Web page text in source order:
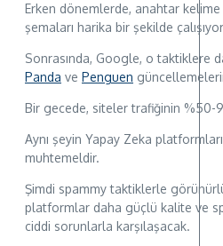
Erken dönemlerde, anahtar
şemaları harika bir şekilde
Sonrasında, Google, o taktiklere
Panda ve Penguen
Bir gecede, siteler trafiğinin %50-
Aynı şeyin Yapay Zeka
muhtemeldir.
Şimdi spammy taktiklerle
platformlar daha güçlü kalite ve
ciddi sorunlarla karşılaşacak.